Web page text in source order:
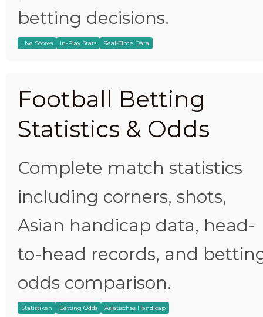
betting decisions.
Live Scores In-Play Stats Real-Time Data
Football Betting
Statistics & Odds
Complete match statistics
including corners, shots,
Asian handicap data, head-
to-head records, and
odds comparison.
Statistiken Betting Odds Asiatisches Handicap